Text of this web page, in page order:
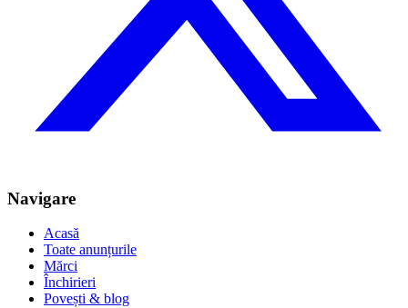
Navigare
Acasă
Toate anunțurile
Mărci
Închirieri
Povești & blog